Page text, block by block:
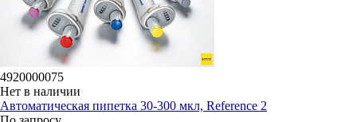
4920000075
Нет в наличии
Автоматическая пипетка 30-300 мкл, Reference 2